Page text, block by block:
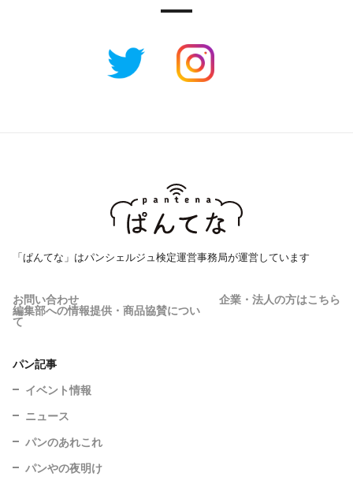
「ぱんてな」はパンシェルジュ検定運営事務局が運営しています
お問い合わせ 企業・法人の方はこちら
編集部への情報提供・商品協賛につい
て
パン記事
イベント情報
ニュース
パンのあれこれ
パンやの夜明け